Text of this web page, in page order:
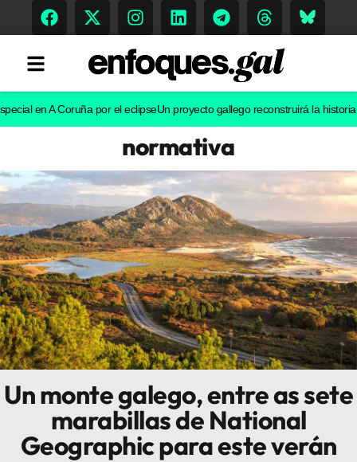
Memoria Histórica
Gastronomía
Escenarios
Sostenibilidad
Innova
en A Coruña por el eclipseUn proyecto gallego reconstruirá la historia
normativa
Un monte galego, entre as sete
marabillas de National
Geographic para este verán